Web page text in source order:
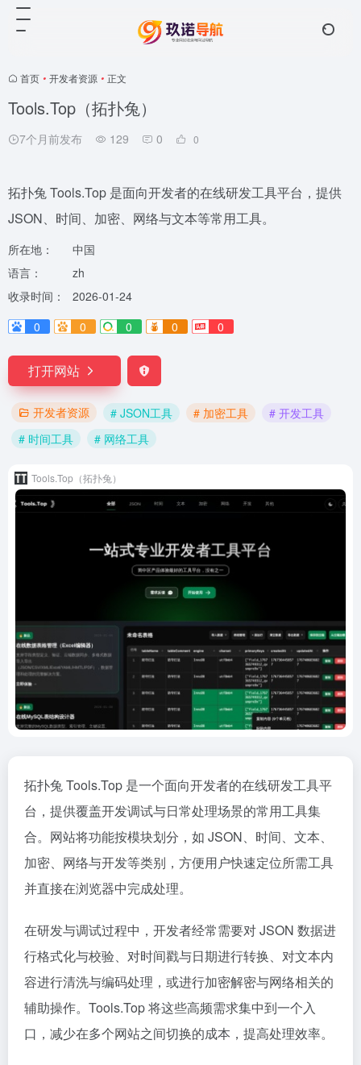
首页 • 开发者资源 • 正文
Tools.Top（拓扑兔）
7个月前发布 129 0 0
拓扑兔 Tools.Top 是面向开发者的在线研发工具平台，提供
JSON、时间、加密、网络与文本等常用工具。
所在地：
中国
语言：
zh
收录时间：
2026-01-24
0
0 0 0 0
打开网站
开发者资源 # JSON工具 # 加密工具
# 开发工具
# 时间工具
# 网络工具
Tools.Top（拓扑兔）
拓扑兔 Tools.Top 是一个面向开发者的在线研发工具平
台，提供覆盖开发调试与日常处理场景的常用工具集
合。网站将功能按模块划分，如 JSON、时间、文本、
加密、网络与开发等类别，方便用户快速定位所需工具
并直接在浏览器中完成处理。
在研发与调试过程中，开发者经常需要对 JSON 数据进
行格式化与校验、对时间戳与日期进行转换、对文本内
容进行清洗与编码处理，或进行加密解密与网络相关的
辅助操作。Tools.Top 将这些高频需求集中到一个入
口，减少在多个网站之间切换的成本，提高处理效率。